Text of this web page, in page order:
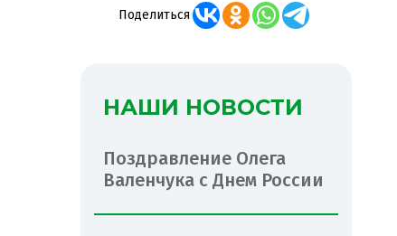
Поделиться
НАШИ НОВОСТИ
Поздравление Олега
Валенчука с Днем России